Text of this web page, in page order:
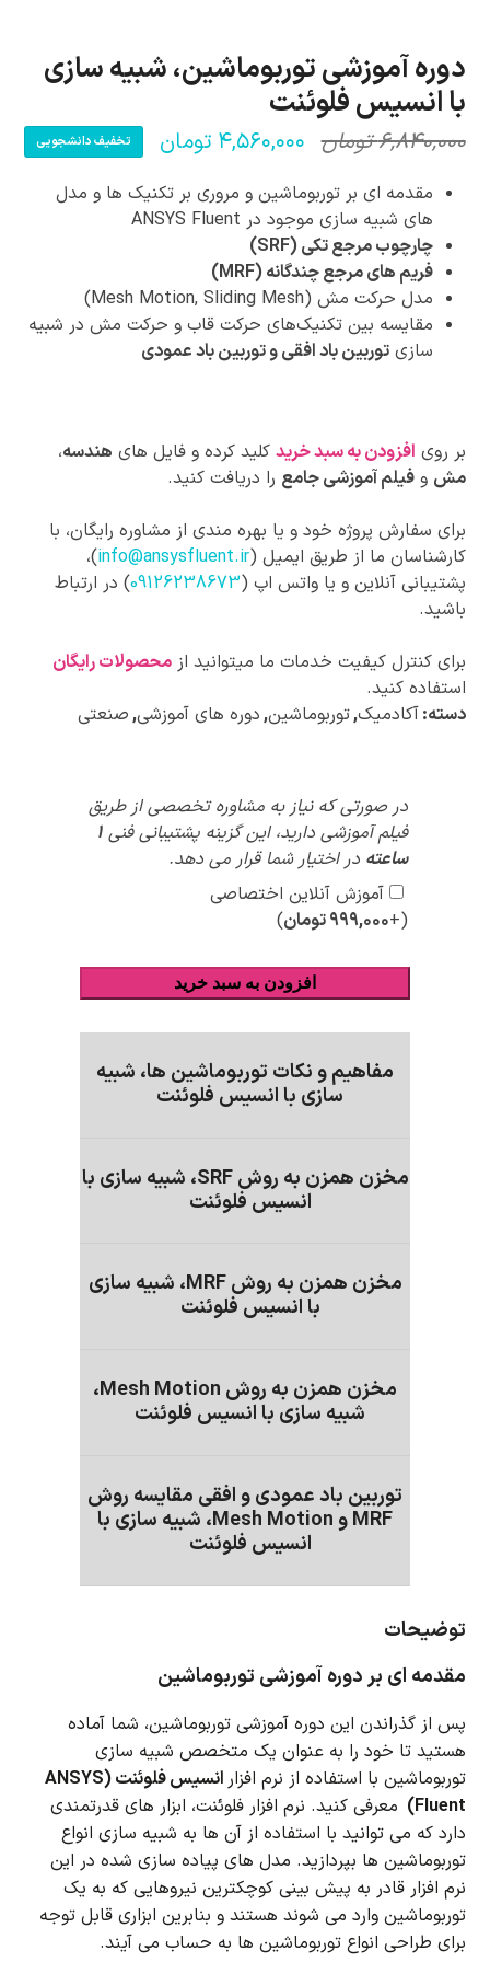
دوره آموزشی توربوماشین، شبیه سازی
با انسیس فلوئنت
۶,۸۴۰,۰۰۰ تومان
قیمت
اصلی:
۶,۸۴۰,۰۰۰ تومان
بود.
۴,۵۶۰,۰۰۰ تومان
قیمت
فعلی:
۴,۵۶۰,۰۰۰ تومان.
تخفیف دانشجویی
مقدمه ای بر توربوماشین و مروری بر تکنیک ها و مدل
های شبیه سازی موجود در ANSYS Fluent
چارچوب مرجع تکی (SRF)
فریم های مرجع چندگانه (MRF)
مدل حرکت مش (Mesh Motion, Sliding Mesh)
مقایسه بین تکنیک‌های حرکت قاب و حرکت مش در شبیه
سازیتوربین باد افقی و توربین باد عمودی
بر روی افزودن به سبد خرید کلید کرده و فایل های هندسه،
مش وفیلم آموزشی جامع را دریافت کنید.
برای سفارش پروژه خود و یا بهره مندی از مشاوره رایگان، با
کارشناسان ما از طریق ایمیل (info@ansysfluent.ir)،
پشتیبانی آنلاین و یا واتس اپ (09126238673) در ارتباط
باشید.
برای کنترل کیفیت خدمات ما میتوانید ازمحصولات رایگان
استفاده کنید.
دسته:آکادمیک,توربوماشین,دوره های آموزشی,صنعتی
توربین باد عمودی و افقی مقایسه روش
MRF و Mesh Motion، شبیه سازی با
انسیس فلوئنت
مخزن همزن به روش Mesh Motion،
شبیه سازی با انسیس فلوئنت
مخزن همزن به روش MRF، شبیه سازی
با انسیس فلوئنت
مخزن همزن به روش SRF، شبیه سازی با
انسیس فلوئنت
مفاهیم و نکات توربوماشین ها، شبیه
سازی با انسیس فلوئنت
پیشنهادات
ویژه
در صورتی که نیاز به مشاوره تخصصی از طریق
فیلم آموزشی دارید، این گزینه پشتیبانی فنی 1
ساعته در اختیار شما قرار می دهد.
آموزش آنلاین اختصاصی
(+۹۹۹,۰۰۰تومان)
افزودن به سبد خرید
توضیحات
مقدمه ای بر دوره آموزشی توربوماشین
پس از گذراندن این دوره آموزشی توربوماشین، شما آماده
هستید تا خود را به عنوان یک متخصص شبیه سازی
توربوماشین با استفاده از نرم افزار
انسیس فلوئنت (ANSYS
Fluent)
معرفی کنید. نرم افزار فلوئنت، ابزار های قدرتمندی
دارد که می توانید با استفاده از آن ها به شبیه سازی انواع
توربوماشین ها بپردازید. مدل های پیاده سازی شده در این
نرم افزار قادر به پیش بینی کوچکترین نیروهایی که به یک
توربوماشین وارد می شوند هستند و بنابرین ابزاری قابل توجه
برای طراحی انواع توربوماشین ها به حساب می آیند.